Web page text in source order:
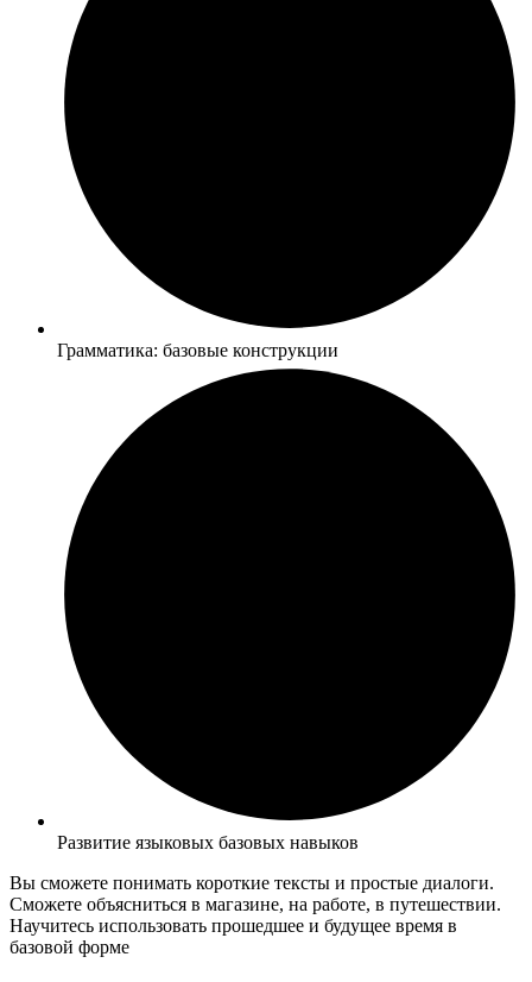
Грамматика: базовые конструкции
Развитие языковых базовых навыков
Вы сможете понимать короткие тексты и простые диалоги.
Сможете объясниться в магазине, на работе, в путешествии.
Научитесь использовать прошедшее и будущее время в
базовой форме